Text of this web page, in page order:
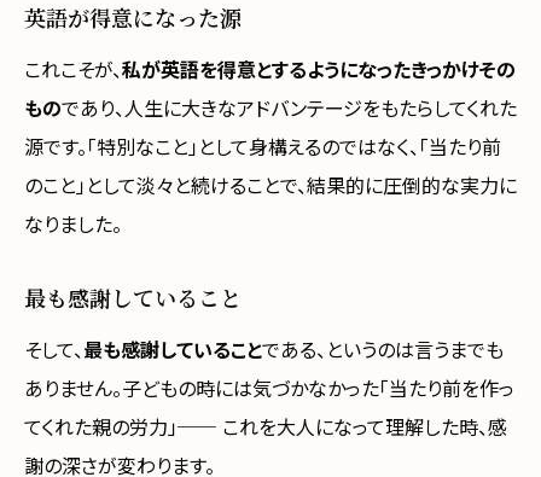
英語が得意になった源
これこそが、私が英語を得意とするようになったきっかけその
ものであり、人生に大きなアドバンテージをもたらしてくれた
源です。「特別なこと」として身構えるのではなく、「当たり前
のこと」として淡々と続けることで、結果的に圧倒的な実力に
なりました。
最も感謝していること
そして、最も感謝していることである、というのは言うまでも
ありません。子どもの時には気づかなかった「当たり前を作っ
てくれた親の労力」── これを大人になって理解した時、感
謝の深さが変わります。